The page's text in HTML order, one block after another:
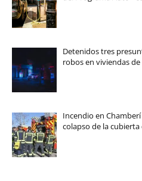
Detenidos tres
robos en viviendas
Incendio en
colapso de la